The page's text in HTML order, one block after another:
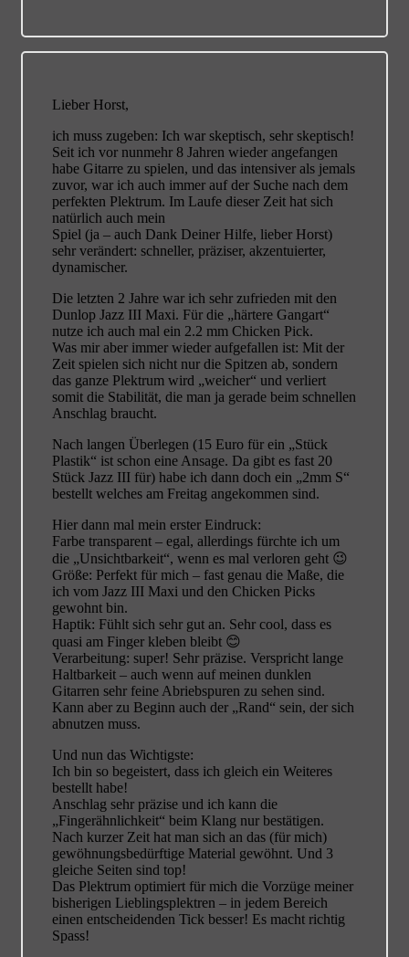
Lieber Horst,
ich muss zugeben: Ich war skeptisch, sehr skeptisch!
Seit ich vor nunmehr 8 Jahren wieder angefangen
habe Gitarre zu spielen, und das intensiver als jemals
zuvor, war ich auch immer auf der Suche nach dem
perfekten Plektrum. Im Laufe dieser Zeit hat sich
natürlich auch mein
Spiel (ja – auch Dank Deiner Hilfe, lieber Horst)
sehr verändert: schneller, präziser, akzentuierter,
dynamischer.
Die letzten 2 Jahre war ich sehr zufrieden mit den
Dunlop Jazz III Maxi. Für die „härtere Gangart“
nutze ich auch mal ein 2.2 mm Chicken Pick.
Was mir aber immer wieder aufgefallen ist: Mit der
Zeit spielen sich nicht nur die Spitzen ab, sondern
das ganze Plektrum wird „weicher“ und verliert
somit die Stabilität, die man ja gerade beim schnellen
Anschlag braucht.
Nach langen Überlegen (15 Euro für ein „Stück
Plastik“ ist schon eine Ansage. Da gibt es fast 20
Stück Jazz III für) habe ich dann doch ein „2mm S“
bestellt welches am Freitag angekommen sind.
Hier dann mal mein erster Eindruck:
Farbe transparent – egal, allerdings fürchte ich um
die „Unsichtbarkeit“, wenn es mal verloren geht 😉
Größe: Perfekt für mich – fast genau die Maße, die
ich vom Jazz III Maxi und den Chicken Picks
gewohnt bin.
Haptik: Fühlt sich sehr gut an. Sehr cool, dass es
quasi am Finger kleben bleibt 😊
Verarbeitung: super! Sehr präzise. Verspricht lange
Haltbarkeit – auch wenn auf meinen dunklen
Gitarren sehr feine Abriebspuren zu sehen sind.
Kann aber zu Beginn auch der „Rand“ sein, der sich
abnutzen muss.
Und nun das Wichtigste:
Ich bin so begeistert, dass ich gleich ein Weiteres
bestellt habe!
Anschlag sehr präzise und ich kann die
„Fingerähnlichkeit“ beim Klang nur bestätigen.
Nach kurzer Zeit hat man sich an das (für mich)
gewöhnungsbedürftige Material gewöhnt. Und 3
gleiche Seiten sind top!
Das Plektrum optimiert für mich die Vorzüge meiner
bisherigen Lieblingsplektren – in jedem Bereich
einen entscheidenden Tick besser! Es macht richtig
Spass!